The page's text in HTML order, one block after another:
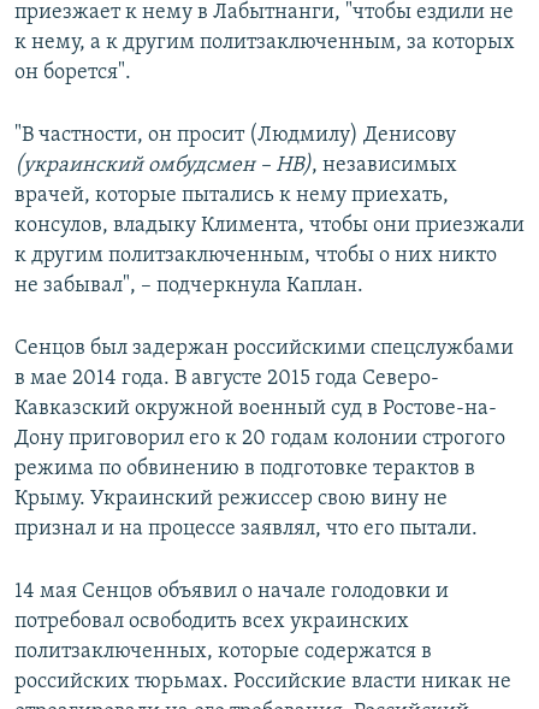
приезжает к нему в Лабытнанги, "чтобы ездили не
к нему, а к другим политзаключенным, за которых
он борется".
"В частности, он просит (Людмилу) Денисову
(украинский омбудсмен – НВ), независимых
врачей, которые пытались к нему приехать,
консулов, владыку Климента, чтобы они приезжали
к другим политзаключенным, чтобы о них никто
не забывал", – подчеркнула Каплан.
Сенцов был задержан российскими спецслужбами
в мае 2014 года. В августе 2015 года Северо-
Кавказский окружной военный суд в Ростове-на-
Дону приговорил его к 20 годам колонии строгого
режима по обвинению в подготовке терактов в
Крыму. Украинский режиссер свою вину не
признал и на процессе заявлял, что его пытали.
14 мая Сенцов объявил о начале голодовки и
потребовал освободить всех украинских
политзаключенных, которые содержатся в
российских тюрьмах. Российские власти никак не